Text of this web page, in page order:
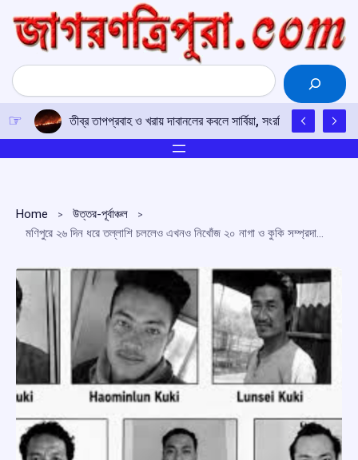
content
Search
তীব্র তাপপ্রবাহ ও খরায় দাবানলের কবলে সার্বিয়া, সংরক্ষিত বনাঞ্চলের
Home
উত্তর-পূর্বাঞ্চল
মণিপুরে ২৬ দিন ধরে তল্লাশি চললেও এখনও নিখোঁজ ২০ নাগা ও কুকি সম্প্রদায়ের সদস্য